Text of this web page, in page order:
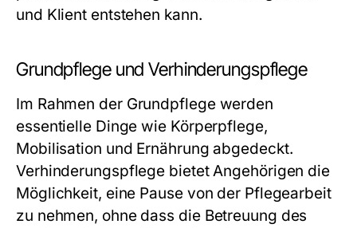
und Klient entstehen kann.
Grundpflege und Verhinderungspflege
Im Rahmen der Grundpflege werden
essentielle Dinge wie Körperpflege,
Mobilisation und Ernährung abgedeckt.
Verhinderungspflege bietet Angehörigen die
Möglichkeit, eine Pause von der Pflegearbeit
zu nehmen, ohne dass die Betreuung des